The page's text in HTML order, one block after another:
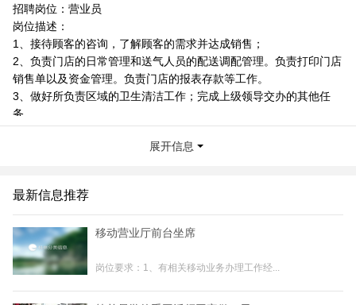
招聘岗位：营业员
岗位描述：
1、接待顾客的咨询，了解顾客的需求并达成销售；
2、负责门店的日常管理和送气人员的配送调配管理。负责打印门店
销售单以及资金管理。负责门店的报表存款等工作。
3、做好所负责区域的卫生清洁工作；完成上级领导交办的其他任
务。
1.年龄30-45岁，高中以上学历，女性，会操作电脑办公软件，有相
心，积极对待工作，熟悉电脑的基本操作。
3：工作地点：桂林北片区
4.工作待遇：2000元/月+午餐补助（10元/天）+业务提成
5.公司为员工买五险。热爱销售，并从事销售工作2年以上者优先考
虑。
联系我时，请说是在桂林生活网看到的，谢谢！
展开信息
最新信息推荐
移动营业厅前台坐席
岗位要求：1、有相关移动业务办理工作经...